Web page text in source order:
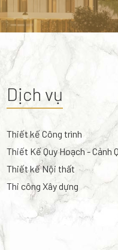
Dịch vụ
Thiết kế Công trình
Thiết Kế Quy Hoạch - Cảnh
Thiết kế Nội thất
Thi công Xây dựng